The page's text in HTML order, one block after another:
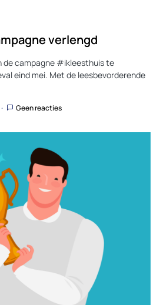
verlengd
de campagne #ikleesthuis te
eind mei. Met de leesbevorderende
Geen reacties